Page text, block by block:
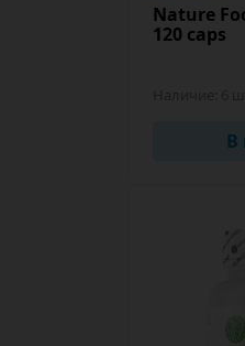
Nature
120 caps
В